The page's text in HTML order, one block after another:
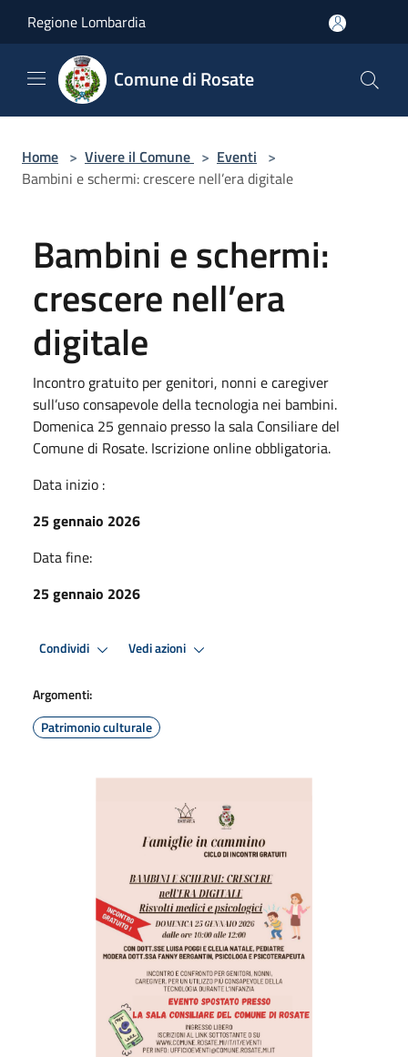
Regione Lombardia
Comune di Rosate
Home > Vivere il Comune > Eventi >
Bambini e schermi: crescere nell’era digitale
Bambini e schermi:
crescere nell’era
digitale
Incontro gratuito per genitori, nonni e caregiver
sull’uso consapevole della tecnologia nei bambini.
Domenica 25 gennaio presso la sala Consiliare del
Comune di Rosate. Iscrizione online obbligatoria.
Data inizio :
25 gennaio 2026
Data fine:
25 gennaio 2026
Condividi Vedi azioni
Argomenti:
Patrimonio culturale